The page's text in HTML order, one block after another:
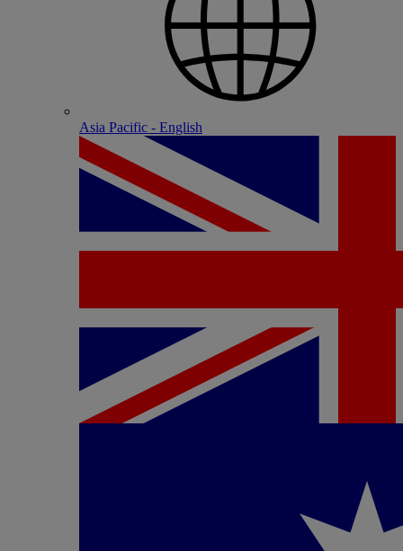
Asia Pacific - English